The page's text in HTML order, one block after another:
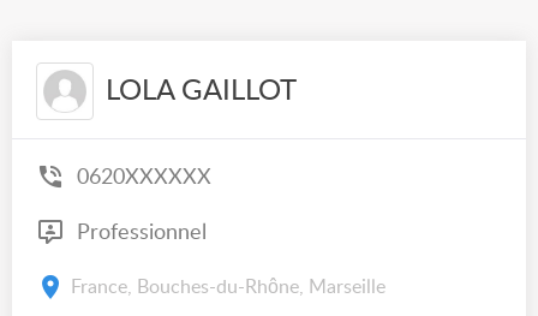
LOLA GAILLOT
0620XXXXXX
Professionnel
France, Bouches-du-Rhône, Marseille